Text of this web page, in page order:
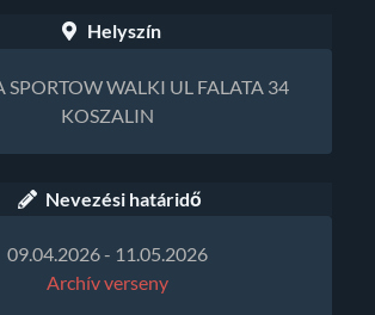
Helyszín
SPORTOW WALKI UL FALATA 34
KOSZALIN
Nevezési határidő
09.04.2026 - 11.05.2026
Archív verseny